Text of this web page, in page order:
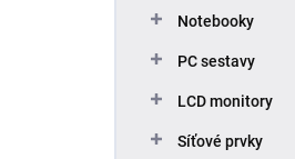
Notebooky
PC sestavy
LCD monitory
Síťové prvky